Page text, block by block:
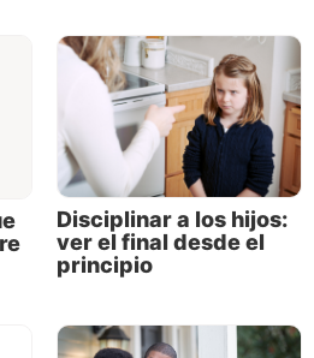
que sus hijos se adhieran a su
Disciplinar a los hijos:
ver el final desde el
principio